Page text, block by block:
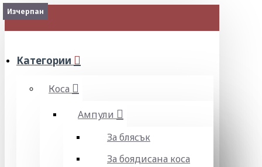
МЕНЮ
Категории
Коса
Ампули
За блясък
За боядисана коса
Изчерпан
Изчерпан